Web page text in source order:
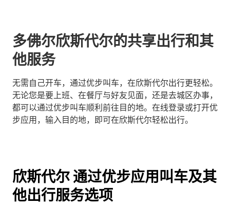
多佛尔欣斯代尔的共享出行和其
他服务
无需自己开车，通过优步叫车，在欣斯代尔出行更轻松。
无论您是要上班、在餐厅与好友见面，还是去城区办事，
都可以通过优步叫车顺利前往目的地。在线登录或打开优
步应用，输入目的地，即可在欣斯代尔轻松出行。
欣斯代尔 通过优步应用叫车及其
他出行服务选项